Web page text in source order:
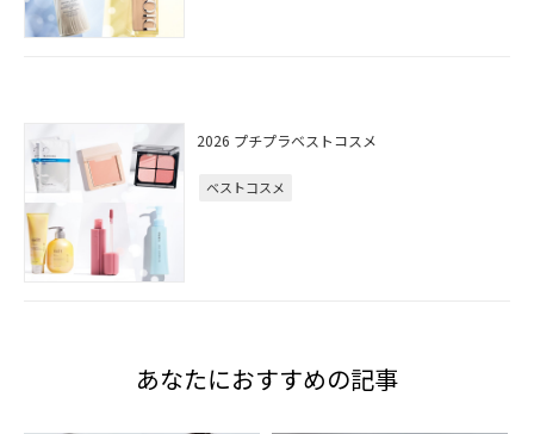
2026 プチプラベストコスメ
ベストコスメ
あなたにおすすめの記事